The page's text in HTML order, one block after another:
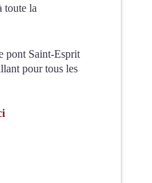
toute la
pont Saint-Esprit
pour tous les